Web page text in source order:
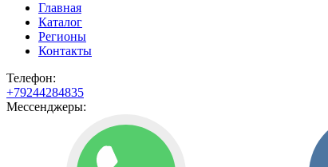
Главная
Каталог
Регионы
Контакты
Телефон:
+79244284835
Мессенджеры: